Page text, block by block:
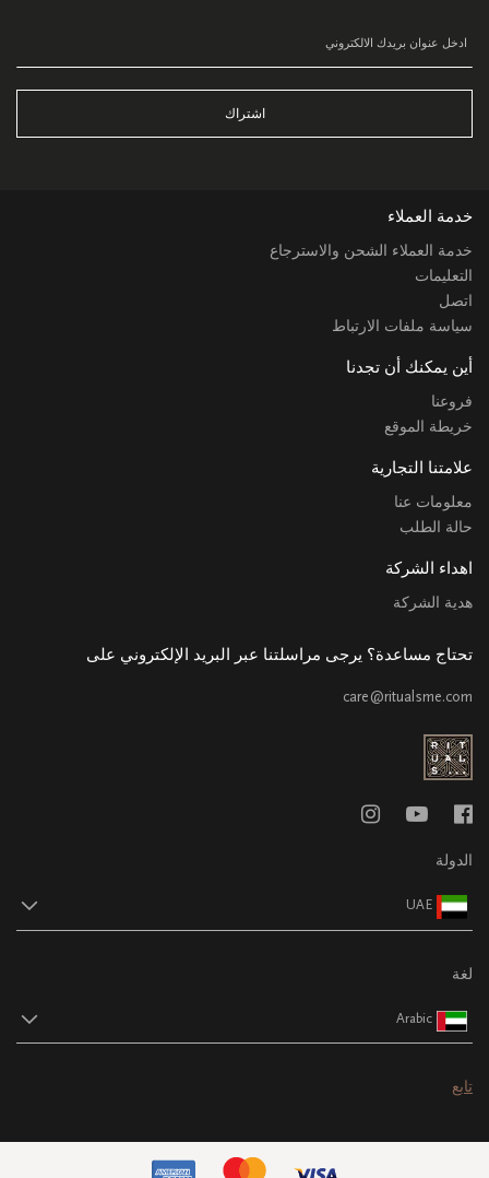
اشتراك
خدمة العملاء
خدمة العملاء الشحن والاسترجاع
التعليمات
اتصل
سياسة ملفات الارتباط
أين يمكنك أن تجدنا
فروعنا
خريطة الموقع
علامتنا التجارية
معلومات عنا
حالة الطلب
اهداء الشركة
هدية الشركة
تحتاج مساعدة؟ يرجى مراسلتنا عبر البريد الإلكتروني على
care@ritualsme.com
الدولة
UAE
لغة
Arabic
تابع